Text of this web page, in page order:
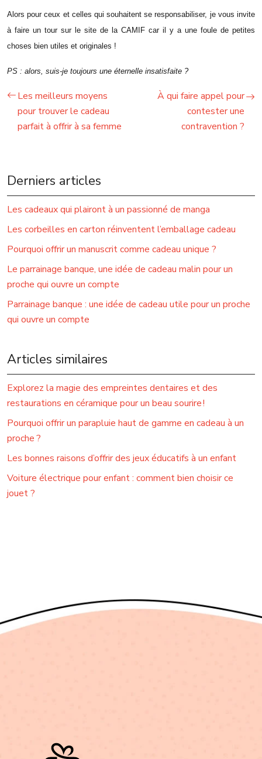
Alors pour ceux et celles qui souhaitent se responsabiliser, je vous invite
à faire un tour sur le site de la CAMIF car il y a une foule de petites
choses bien utiles et originales !
PS : alors, suis-je toujours une éternelle insatisfaite ?
Les meilleurs moyens
pour trouver le cadeau
parfait à offrir à sa femme
À qui faire appel pour
contester une
contravention ?
Derniers articles
Les cadeaux qui plairont à un passionné de manga
Les corbeilles en carton réinventent l’emballage cadeau
Pourquoi offrir un manuscrit comme cadeau unique ?
Le parrainage banque, une idée de cadeau malin pour un
proche qui ouvre un compte
Parrainage banque : une idée de cadeau utile pour un proche
qui ouvre un compte
Articles similaires
Explorez la magie des empreintes dentaires et des
restaurations en céramique pour un beau sourire !
Pourquoi offrir un parapluie haut de gamme en cadeau à un
proche ?
Les bonnes raisons d’offrir des jeux éducatifs à un enfant
Voiture électrique pour enfant : comment bien choisir ce
jouet ?